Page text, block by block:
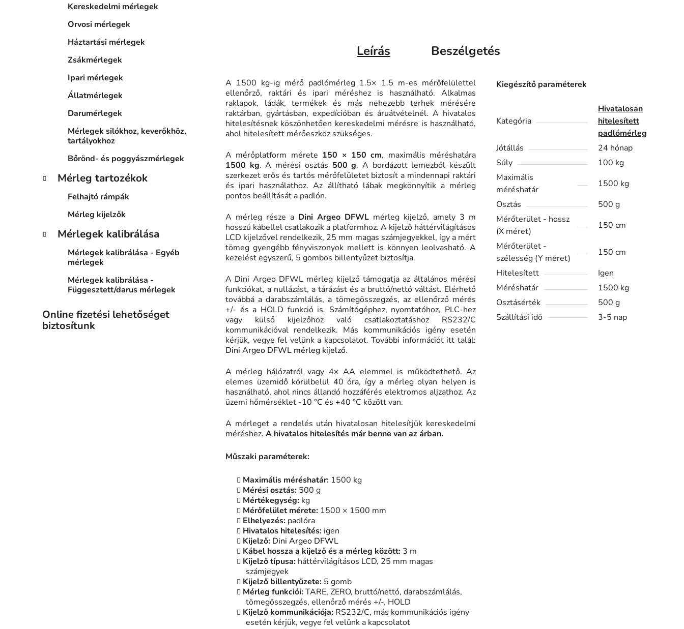
Kereskedelmi mérlegek
Orvosi mérlegek
Háztartási mérlegek
Zsákmérlegek
Ipari mérlegek
Állatmérlegek
Darumérlegek
Mérlegek silókhoz, keverőkhöz,
tartályokhoz
Bőrönd- és poggyászmérlegek
Mérleg tartozékok
Felhajtó rámpák
Mérleg kijelzők
Mérlegek kalibrálása
Mérlegek kalibrálása - Egyéb
mérlegek
Mérlegek kalibrálása -
Függesztett/darus mérlegek
Online fizetési lehetőséget
biztosítunk
Leírás Beszélgetés
A 1500 kg-ig mérő padlómérleg 1.5× 1.5 m-es mérőfelülettel
ellenőrző, raktári és ipari méréshez is használható. Alkalmas
raklapok, ládák, termékek és más nehezebb terhek mérésére
raktárban, gyártásban, expedícióban és áruátvételnél. A hivatalos
hitelesítésnek köszönhetően kereskedelmi mérésre is használható,
ahol hitelesített mérőeszköz szükséges.
A mérőplatform mérete 150 × 150 cm, maximális méréshatára
1500 kg. A mérési osztás 500 g. A bordázott lemezből készült
szerkezet erős és tartós mérőfelületet biztosít a mindennapi raktári
és ipari használathoz. Az állítható lábak megkönnyítik a mérleg
pontos beállítását a padlón.
A mérleg része a Dini Argeo DFWL mérleg kijelző, amely 3 m
hosszú kábellel csatlakozik a platformhoz. A kijelző háttérvilágításos
LCD kijelzővel rendelkezik, 25 mm magas számjegyekkel, így a mért
tömeg gyengébb fényviszonyok mellett is könnyen leolvasható. A
kezelést egyszerű, 5 gombos billentyűzet biztosítja.
A Dini Argeo DFWL mérleg kijelző támogatja az általános mérési
funkciókat, a nullázást, a tárázást és a bruttó/nettó váltást. Elérhető
továbbá a darabszámlálás, a tömegösszegzés, az ellenőrző mérés
+/- és a HOLD funkció is. Számítógéphez, nyomtatóhoz, PLC-hez
vagy külső kijelzőhöz való csatlakoztatáshoz RS232/C
kommunikációval rendelkezik. Más kommunikációs igény esetén
kérjük, vegye fel velünk a kapcsolatot. További információt itt talál:
Dini Argeo DFWL mérleg kijelző.
A mérleg hálózatról vagy 4× AA elemmel is működtethető. Az
elemes üzemidő körülbelül 40 óra, így a mérleg olyan helyen is
használható, ahol nincs állandó hozzáférés elektromos aljzathoz. Az
üzemi hőmérséklet -10 °C és +40 °C között van.
A mérleget a rendelés után hivatalosan hitelesítjük kereskedelmi
méréshez. A hivatalos hitelesítés már benne van az árban.
Műszaki paraméterek:
Maximális méréshatár: 1500 kg
Mérési osztás: 500 g
Mértékegység: kg
Mérőfelület mérete: 1500 × 1500 mm
Elhelyezés: padlóra
Hivatalos hitelesítés: igen
Kijelző: Dini Argeo DFWL
Kábel hossza a kijelző és a mérleg között: 3 m
Kijelző típusa: háttérvilágításos LCD, 25 mm magas
számjegyek
Kijelző billentyűzete: 5 gomb
Mérleg funkciói:TARE, ZERO, bruttó/nettó, darabszámlálás,
tömegösszegzés, ellenőrző mérés +/-, HOLD
Kijelző kommunikációja: RS232/C, más kommunikációs igény
esetén kérjük, vegye fel velünk a kapcsolatot
Kiegészítő paraméterek
Kategória
Hivatalosan
hitelesített
padlómérleg
Jótállás
24 hónap
Súly
100 kg
Maximális
méréshatár
1500 kg
Osztás
500 g
Mérőterület - hossz
(X méret)
150 cm
Mérőterület -
szélesség (Y méret)
150 cm
Hitelesített
Igen
Méréshatár
1500 kg
Osztásérték
500 g
Szállítási idő
3-5 nap